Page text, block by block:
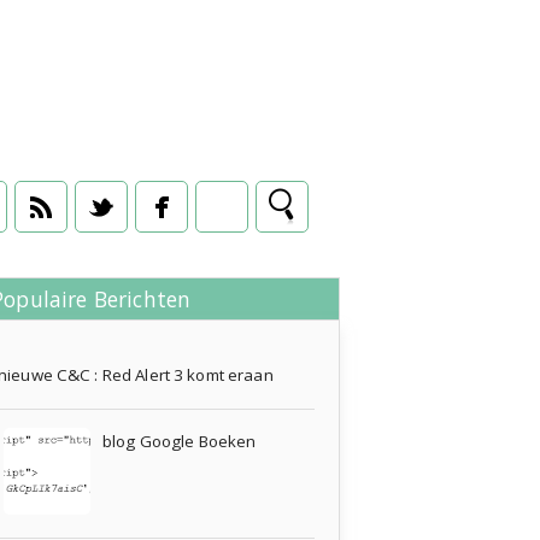
Berichten
C&C : Red Alert 3 komt eraan
blog Google Boeken